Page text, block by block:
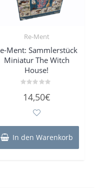
Re-Ment
Ment: Sammlerstück
Miniatur The Witch
House!
mit
14,50€
In den Warenkorb